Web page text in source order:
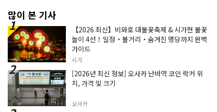
많이 본 기사
【2026 최신】비와호 대불꽃축제 & 시가현 불꽃
놀이 4선！일정・볼거리・숨겨진 명당까지 완벽
가이드
시가
[2026년 최신 정보] 오사카 난바역 코인 락커 위
치, 가격 및 크기
오사카